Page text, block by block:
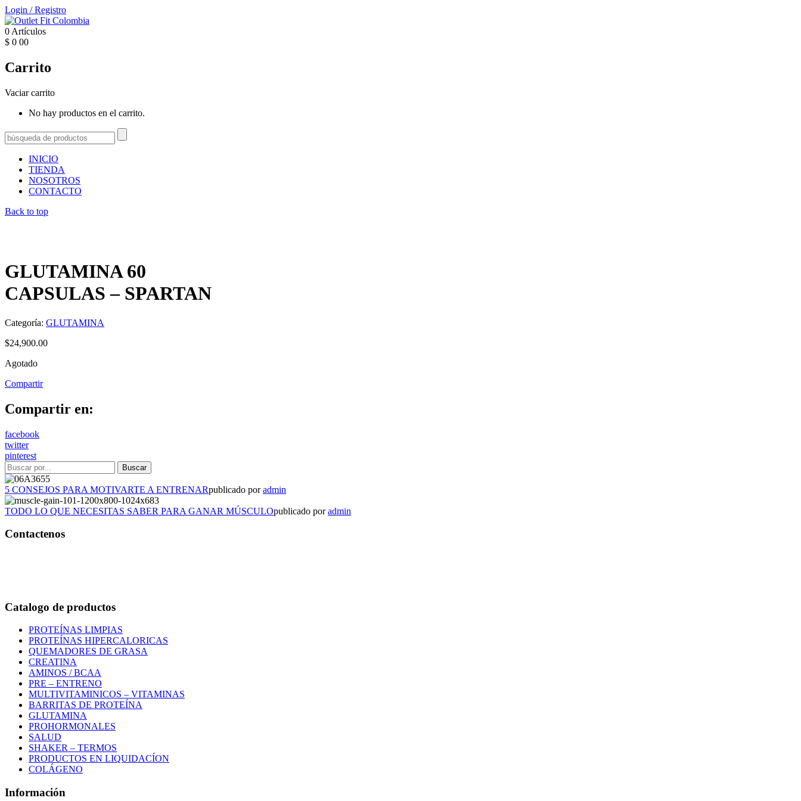
Login /Registro
0 Artículos
$ 0 00
Carrito
Vaciar carrito
No hay productos en el carrito.
INICIO
TIENDA
NOSOTROS
CONTACTO
Back to top
GLUTAMINA 60
CAPSULAS – SPARTAN
Categoría: GLUTAMINA
$24,900.00
Agotado
Compartir
Compartir en:
facebook
twitter
pinterest
5 CONSEJOS PARA MOTIVARTE A ENTRENARpublicado poradmin
TODO LO QUE NECESITAS SABER PARA GANAR MÚSCULOpublicado poradmin
Contactenos
Catalogo de productos
PROTEÍNAS LIMPIAS
PROTEÍNAS HIPERCALORICAS
QUEMADORES DE GRASA
CREATINA
AMINOS / BCAA
PRE – ENTRENO
MULTIVITAMINICOS – VITAMINAS
BARRITAS DE PROTEÍNA
GLUTAMINA
PROHORMONALES
SALUD
SHAKER – TERMOS
PRODUCTOS EN LIQUIDACÍON
COLÁGENO
Información